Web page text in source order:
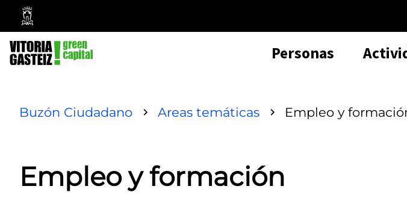
Ayuntamiento
Vitoria-
Gasteiz
Personas
Buzón Ciudadano Areas temáticas Empleo y
Empleo y formación